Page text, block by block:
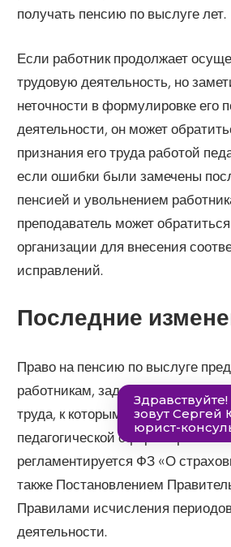
получать пенсию по выслуге лет.
Если работник продолжает
трудовую деятельность, но
неточности в формулировке его
деятельности, он может
признания его труда работой
если ошибки были замечены
пенсией и увольнением
преподаватель может
организации для внесения
исправлений.
Последние
Право на пенсию по выслуге
работникам, задействованным
труда, к которым относятся
педагогической сферы. Право на
регламентируется ФЗ «О
также Постановлением
Правилами исчисления
деятельности.